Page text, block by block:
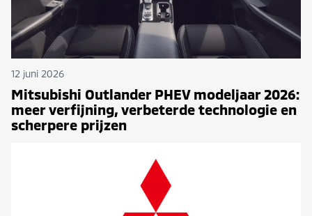
12 juni 2026
Mitsubishi Outlander PHEV modeljaar 2026:
meer verfijning, verbeterde technologie en
scherpere prijzen